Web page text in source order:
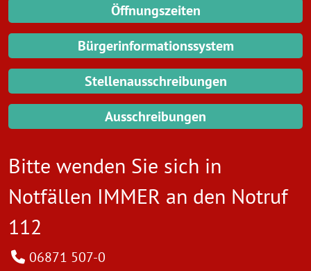
Öffnungszeiten
Bürgerinformationssystem
Stellenausschreibungen
Ausschreibungen
Bitte wenden Sie sich in
Notfällen IMMER an den Notruf
112
06871 507-0